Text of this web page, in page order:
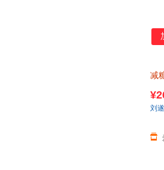
减
刘